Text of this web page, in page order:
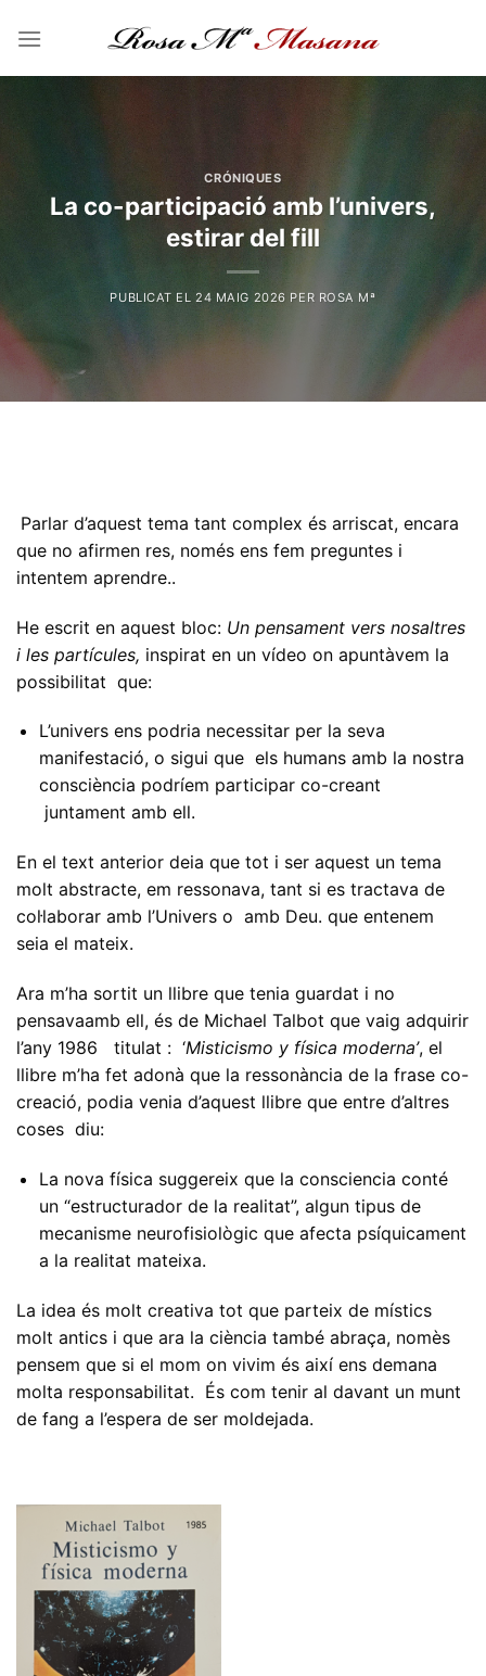
CRÓNIQUES
La co-participació amb l’univers,
estirar del fill
PUBLICAT EL24 MAIG 2026 PER ROSA Mª
Parlar d’aquest tema tant complex és arriscat, encara
que no afirmen res, només ens fem preguntes i
intentem aprendre..
He escrit en aquest bloc: Un pensament vers nosaltres
i les partícules, inspirat en un vídeo on apuntàvem la
possibilitat que:
L’univers ens podria necessitar per la seva
manifestació, o sigui que els humans amb la nostra
consciència podríem participar co-creant
juntament amb ell.
En el text anterior deia que tot i ser aquest un tema
molt abstracte, em ressonava, tant si es tractava de
col·laborar amb l’Univers o amb Deu. que entenem
seia el mateix.
Ara m’ha sortit un llibre que tenia guardat i no
pensavaamb ell, és de Michael Talbot que vaig adquirir
l’any 1986 titulat : ‘Misticismo y física moderna’, el
llibre m’ha fet adonà que la ressonància de la frase co-
creació, podia venia d’aquest llibre que entre d’altres
coses diu:
La nova física suggereix que la consciencia conté
un “estructurador de la realitat”, algun tipus de
mecanisme neurofisiològic que afecta psíquicament
a la realitat mateixa.
La idea és molt creativa tot que parteix de místics
molt antics i que ara la ciència també abraça, nomès
pensem que si el mom on vivim és així ens demana
molta responsabilitat. És com tenir al davant un munt
de fang a l’espera de ser moldejada.